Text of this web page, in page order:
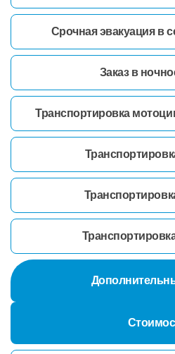
Срочная эвакуация в
Заказ в
Транспортировка